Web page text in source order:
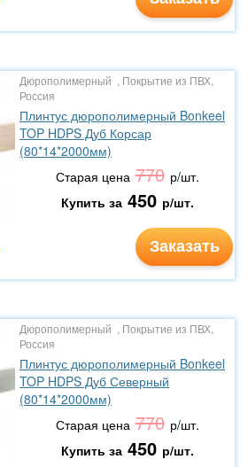
Дюрополимерный , Покрытие из ПВХ,
Россия
Плинтус дюрополимерный Bonkeel
TOP HDPS Дуб Корсар
(80*14*2000мм)
Старая цена 770 р/шт.
Купить за 450 р/шт.
Заказать
Дюрополимерный , Покрытие из ПВХ,
Россия
Плинтус дюрополимерный Bonkeel
TOP HDPS Дуб Северный
(80*14*2000мм)
Старая цена 770 р/шт.
Купить за 450 р/шт.